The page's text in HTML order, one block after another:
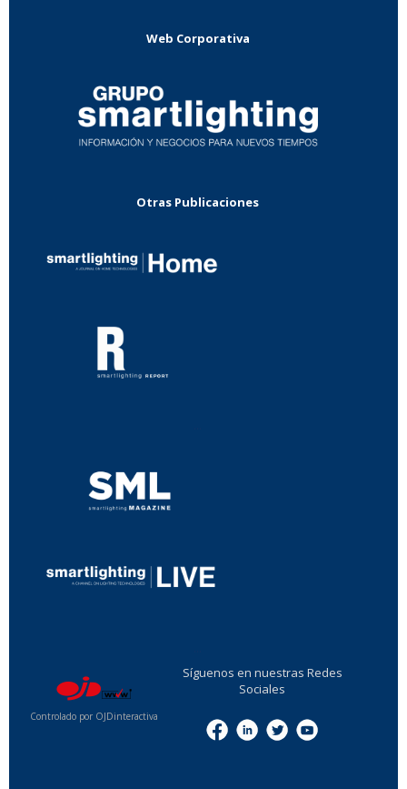
Web Corporativa
Otras Publicaciones
Controlado por OJDinteractiva
Síguenos en nuestras Redes
Sociales